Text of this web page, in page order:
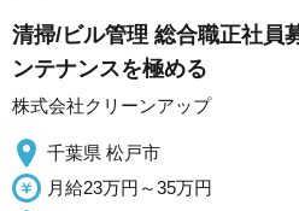
清掃/ビル管理 総合職正社員
ンテナンスを極める
株式会社クリーンアップ
千葉県 松戸市
月給23万円～35万円